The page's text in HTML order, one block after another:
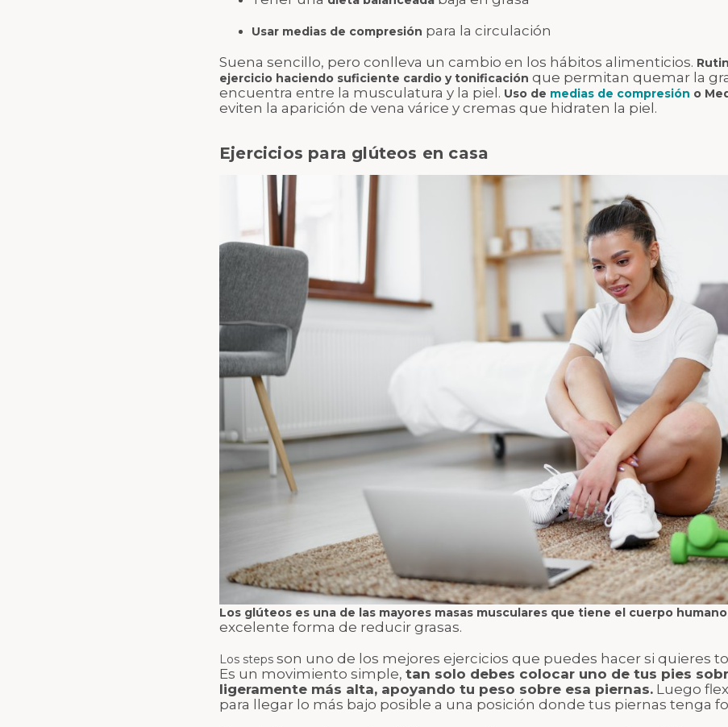
Usar medias de compresión para la circulación
Suena sencillo, pero conlleva un cambio en los hábitos alimenticios.
ejercicio haciendo suficiente cardio y tonificación que permitan quemar la
encuentra entre la musculatura y la piel. Uso de medias de compresión o
eviten la aparición de vena várice y cremas que hidraten la piel.
Ejercicios para glúteos en casa
Los glúteos es una de las mayores masas musculares que tiene el cuerpo humano
excelente forma de reducir grasas.
Los steps son uno de los mejores ejercicios que puedes hacer si quieres
Es un movimiento simple, tan solo debes colocar uno de tus pies
ligeramente más alta, apoyando tu peso sobre esa piernas. Luego
para llegar lo más bajo posible a una posición donde tus piernas tenga